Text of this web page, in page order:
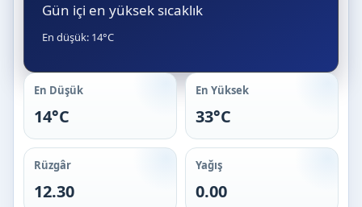
Gün içi en yüksek sıcaklık
En düşük: 14°C
En Düşük
14°C
En Yüksek
33°C
Rüzgâr
12.30
Yağış
0.00